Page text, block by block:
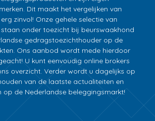
Dit maakt het vergelijken van
zinvol! Onze gehele selectie van
onder toezicht bij beurswaakhond
gedragstoezichthouder op de
Ons aanbod wordt mede hierdoor
U kunt eenvoudig online brokers
overzicht. Verder wordt u dagelijks op
van de laatste actualiteiten en
op de Nederlandse beleggingsmarkt!